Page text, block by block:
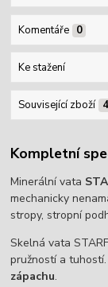
Komentáře 0
Ke stažení
Související zboží 4
Kompletní
Minerální vata
mechanicky
stropy, stropní
Skelná vata
pružností a
zápachu.